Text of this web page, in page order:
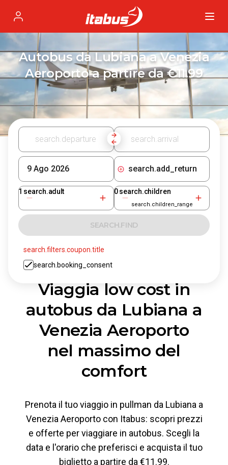
Profile
Autobus da Lubiana a Venezia
Aeroporto a partire da €11.99
search.add_return
1 search.adult 0 search.children
search.children_range
SEARCH.FIND
search.booking_consent
search.filters.coupon.title
Viaggia low cost in
autobus da Lubiana a
Venezia Aeroporto
nel massimo del
comfort
Prenota il tuo viaggio in pullman da Lubiana a
Venezia Aeroporto con Itabus: scopri prezzi
e offerte per viaggiare in autobus. Scegli la
data e l'orario che preferisci e acquista il tuo
biglietto a partire da €11.99.